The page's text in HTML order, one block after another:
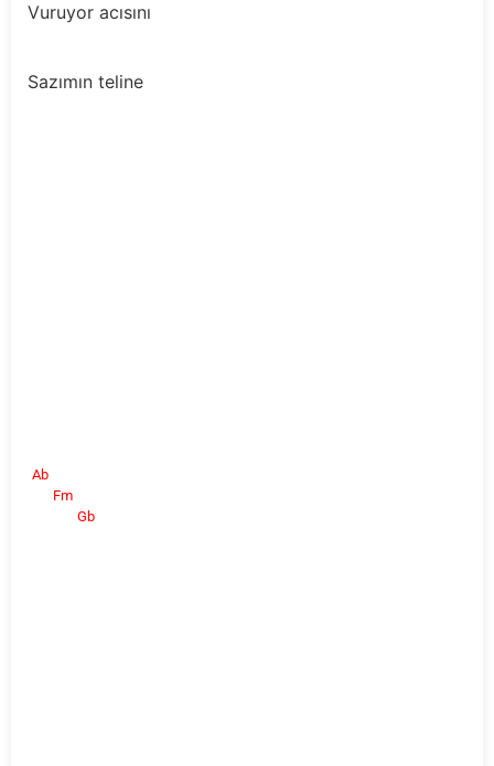
Vuruyor acısını
Sazımın teline
Ab
Fm
Gb